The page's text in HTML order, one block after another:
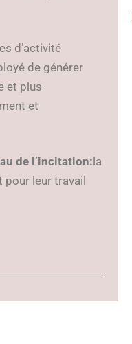
d’activité
de générer
et plus
et
de l’incitation:la
pour leur travail